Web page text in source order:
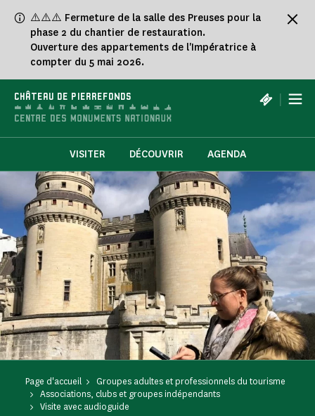
⚠️⚠️⚠️ Fermeture de la salle des Preuses pour la
phase 2 du chantier de restauration.
Ouverture des appartements de l'Impératrice à
compter du 5 mai 2026.
CHÂTEAU DE PIERREFONDS |
VISITER DÉCOUVRIR AGENDA
Page d'accueil
Groupes adultes et professionnels du tourisme
Associations, clubs et groupes indépendants
Visite avec audioguide